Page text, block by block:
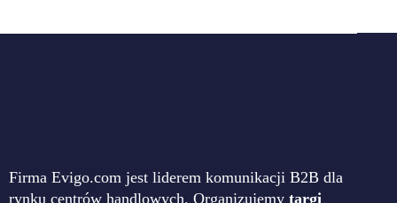
Firma Evigo.com jest liderem komunikacji B2B dla
rynku centrów handlowych. Organizujemy targi